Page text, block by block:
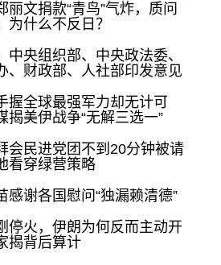
丽文捐款“青鸟”气炸，质问
为什么不反日？
中央组织部、中央政法委、
、财政部、人社部印发意见
握全球最强军力却无计可
揭美伊战争“无解三选一”
会民进党团不到20分钟被请
看穿绿营策略
感谢各国慰问“独漏赖清德”
停火，伊朗为何反而主动开
揭背后算计